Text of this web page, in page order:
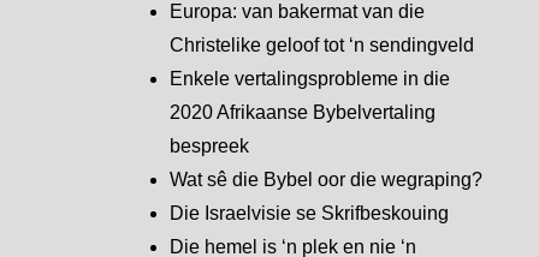
Europa: van bakermat van die
Christelike geloof tot ‘n sendingveld
Enkele vertalingsprobleme in die
2020 Afrikaanse Bybelvertaling
bespreek
Wat sê die Bybel oor die wegraping?
Die Israelvisie se Skrifbeskouing
Die hemel is ‘n plek en nie ‘n